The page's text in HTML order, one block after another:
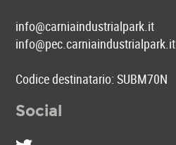
info@carniaindustrialpark.it
info@pec.carniaindustrialpark.it
Codice destinatario: SUBM70N
Social